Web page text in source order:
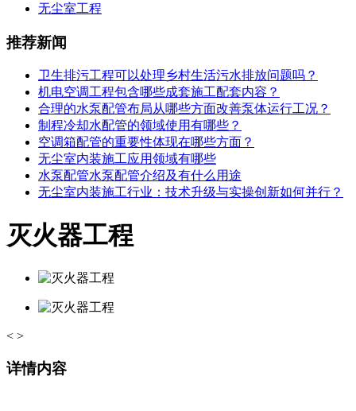
无尘室工程
推荐新闻
卫生排污工程可以处理乡村生活污水排放问题吗？
机电空调工程包含哪些成套施工配套内容？
合理的水泵配管布局从哪些方面改善泵体运行工况？
制程冷却水配管的领域使用有哪些？
空调箱配管的重要性体现在哪些方面？
无尘室内装施工应用领域有哪些
水泵配管水泵配管介绍及有什么用途
无尘室内装施工行业：技术升级与实操创新如何并行？
灭火器工程
< >
详情内容